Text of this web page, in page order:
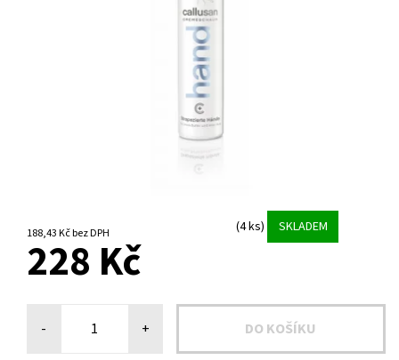
188,43 Kč bez DPH (4 ks) SKLADEM
228 Kč
- +